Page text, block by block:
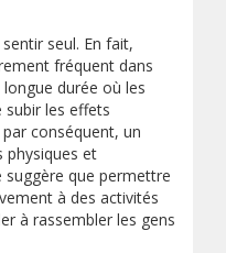
seul. En fait,
fréquent dans
durée où les
les effets
conséquent, un
physiques et
que permettre
à des activités
à rassembler les gens